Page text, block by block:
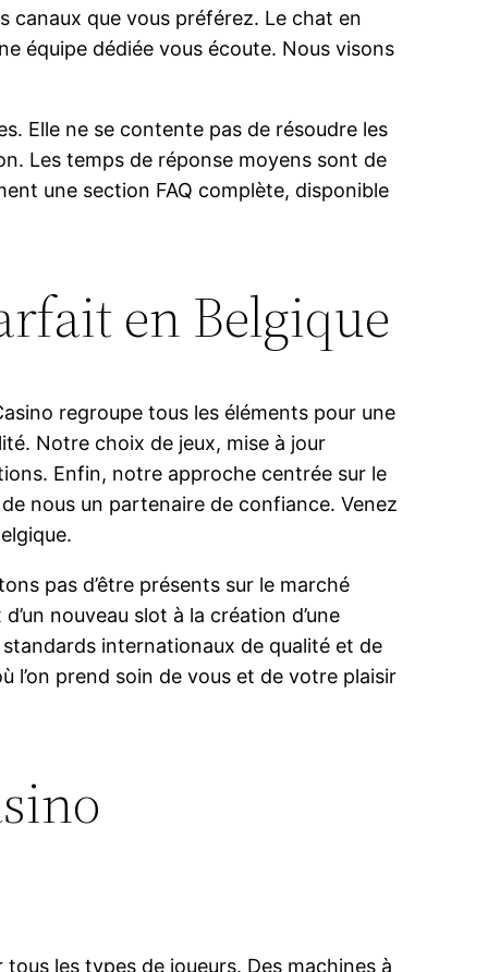
canaux que vous préférez. Le chat en
équipe dédiée vous écoute. Nous visons
Elle ne se contente pas de résoudre les
Les temps de réponse moyens sont de
une section FAQ complète, disponible
en Belgique
regroupe tous les éléments pour une
Notre choix de jeux, mise à jour
Enfin, notre approche centrée sur le
nous un partenaire de confiance. Venez
pas d’être présents sur le marché
nouveau slot à la création d’une
internationaux de qualité et de
l’on prend soin de vous et de votre plaisir
les types de joueurs. Des machines à